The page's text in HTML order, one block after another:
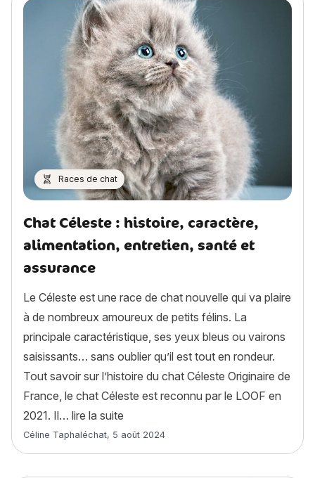
Races de chat
Chat Céleste : histoire, caractère,
alimentation, entretien, santé et
assurance
Le Céleste est une race de chat nouvelle qui va plaire
à de nombreux amoureux de petits félins. La
principale caractéristique, ses yeux bleus ou vairons
saisissants… sans oublier qu’il est tout en rondeur.
Tout savoir sur l’histoire du chat Céleste Originaire de
France, le chat Céleste est reconnu par le LOOF en
2021. Il… lire la suite
Article rédigé par
Céline Taphaléchat, 5 août 2024